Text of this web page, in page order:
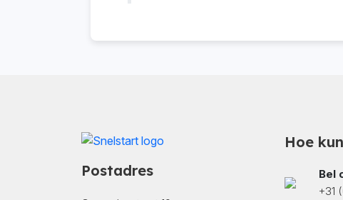
Postadres
Hoe
Bel
+31